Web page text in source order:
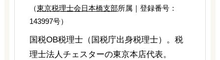
（東京税理士会日本橋支部所属｜登録番号：
143997号）
国税OB税理士（国税庁出身税理士）。税
理士法人チェスターの東京本店代表。